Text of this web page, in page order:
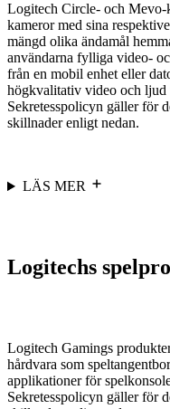
Logitech Circle- och Mevo-
kameror med sina
mängd olika ändamål
användarna fylliga video-
från en mobil enhet eller
högkvalitativ video och ljud
Sekretesspolicyn gäller för
skillnader enligt nedan.
LÄS MER
Logitechs
Logitech Gamings
hårdvara som
applikationer för
Sekretesspolicyn gäller för